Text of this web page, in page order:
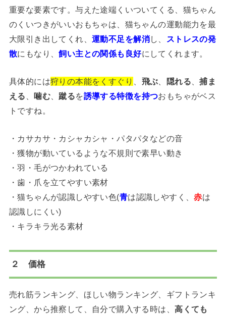
重要な要素です。与えた途端くいついてくる、猫ちゃん
のくいつきがいいおもちゃは、猫ちゃんの運動能力を最
大限引き出してくれ、運動不足を解消し、
ストレスの発
散にもなり、飼い主との関係も良好にしてくれます。
具体的には狩りの本能をくすぐり 飛ぶ 隠れる 、捕ま
える 、噛む、 蹴るを誘導する特徴を持つおもちゃがベス
トですね。
・カサカサ・カシャカシャ・パタパタなどの音
・獲物が動いているような不規則で素早い動き
・羽・毛がつかわれている
・歯・爪を立てやすい素材
・猫ちゃんが認識しやすい色(青は認識しやすく、赤は
認識しにくい)
・キラキラ光る素材
２ 価格
売れ筋ランキング、ほしい物ランキング、ギフトランキ
ング、から推察して、自分で購入する時は、高くても